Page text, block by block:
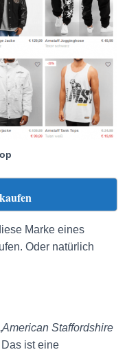
Marke eines
Oder natürlich
American Staffordshire
ist eine